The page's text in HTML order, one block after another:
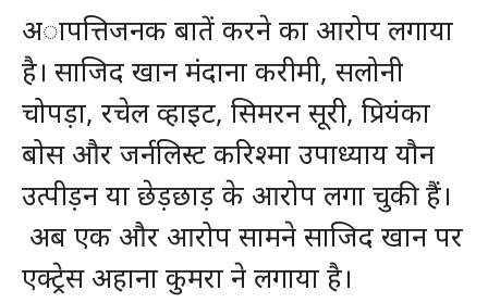
अापत्तिजनक बातें करने का आरोप लगाया
है। साजिद खान मंदाना करीमी, सलोनी
चोपड़ा, रचेल व्हाइट, सिमरन सूरी, प्रियंका
बोस और जर्नलिस्ट करिश्मा उपाध्याय यौन
उत्पीड़न या छेड़छाड़ के आरोप लगा चुकी हैं।
अब एक और आरोप सामने साजिद खान पर
एक्ट्रेस अहाना कुमरा ने लगाया है।